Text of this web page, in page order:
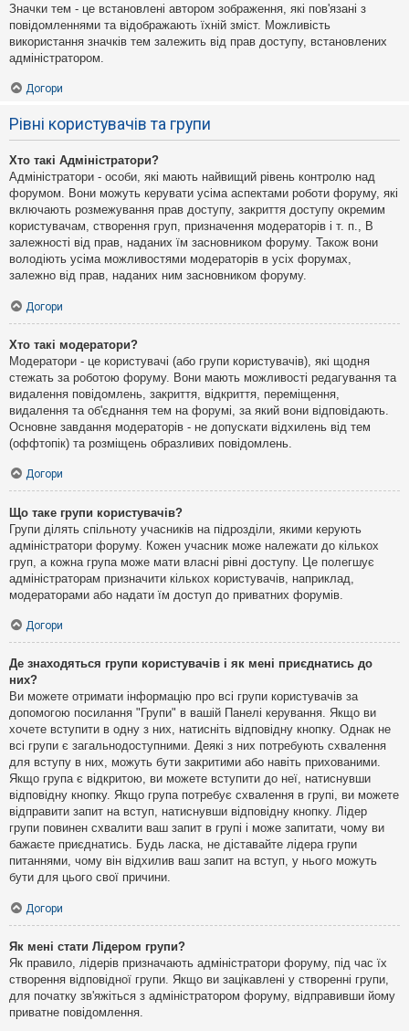
Значки тем - це встановлені автором зображення, які пов'язані з
повідомленнями та відображають їхній зміст. Можливість
використання значків тем залежить від прав доступу, встановлених
адміністратором.
Догори
Рівні користувачів та групи
Хто такі Адміністратори?
Адміністратори - особи, які мають найвищий рівень контролю над
форумом. Вони можуть керувати усіма аспектами роботи форуму, які
включають розмежування прав доступу, закриття доступу окремим
користувачам, створення груп, призначення модераторів і т. п., В
залежності від прав, наданих їм засновником форуму. Також вони
володіють усіма можливостями модераторів в усіх форумах,
залежно від прав, наданих ним засновником форуму.
Догори
Хто такі модератори?
Модератори - це користувачі (або групи користувачів), які щодня
стежать за роботою форуму. Вони мають можливості редагування та
видалення повідомлень, закриття, відкриття, переміщення,
видалення та об'єднання тем на форумі, за який вони відповідають.
Основне завдання модераторів - не допускати відхилень від тем
(оффтопік) та розміщень образливих повідомлень.
Догори
Що таке групи користувачів?
Групи ділять спільноту учасників на підрозділи, якими керують
адміністратори форуму. Кожен учасник може належати до кількох
груп, а кожна група може мати власні рівні доступу. Це полегшує
адміністраторам призначити кількох користувачів, наприклад,
модераторами або надати їм доступ до приватних форумів.
Догори
Де знаходяться групи користувачів і як мені приєднатись до
них?
Ви можете отримати інформацію про всі групи користувачів за
допомогою посилання "Групи" в вашій Панелі керування. Якщо ви
хочете вступити в одну з них, натисніть відповідну кнопку. Однак не
всі групи є загальнодоступними. Деякі з них потребують схвалення
для вступу в них, можуть бути закритими або навіть прихованими.
Якщо група є відкритою, ви можете вступити до неї, натиснувши
відповідну кнопку. Якщо група потребує схвалення в групі, ви можете
відправити запит на вступ, натиснувши відповідну кнопку. Лідер
групи повинен схвалити ваш запит в групі і може запитати, чому ви
бажаєте приєднатись. Будь ласка, не діставайте лідера групи
питаннями, чому він відхилив ваш запит на вступ, у нього можуть
бути для цього свої причини.
Догори
Як мені стати Лідером групи?
Як правило, лідерів призначають адміністратори форуму, під час їх
створення відповідної групи. Якщо ви зацікавлені у створенні групи,
для початку зв'яжіться з адміністратором форуму, відправивши йому
приватне повідомлення.